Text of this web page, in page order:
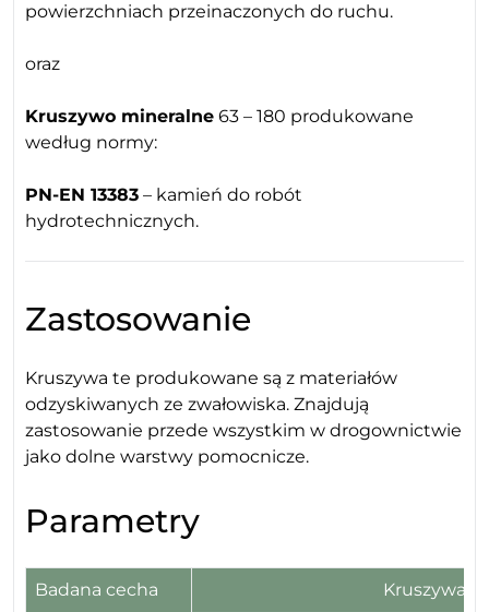
powierzchniach przeinaczonych do ruchu.
oraz
Kruszywo mineralne 63 – 180 produkowane
według normy:
PN-EN 13383 – kamień do robót
hydrotechnicznych.
Zastosowanie
Kruszywa te produkowane są z materiałów
odzyskiwanych ze zwałowiska. Znajdują
zastosowanie przede wszystkim w drogownictwie
jako dolne warstwy pomocnicze.
Parametry
Badana cecha Kruszywa